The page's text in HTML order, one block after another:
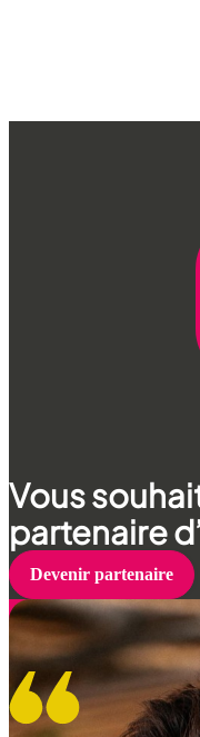
Vous
partenaire
Devenir partenaire